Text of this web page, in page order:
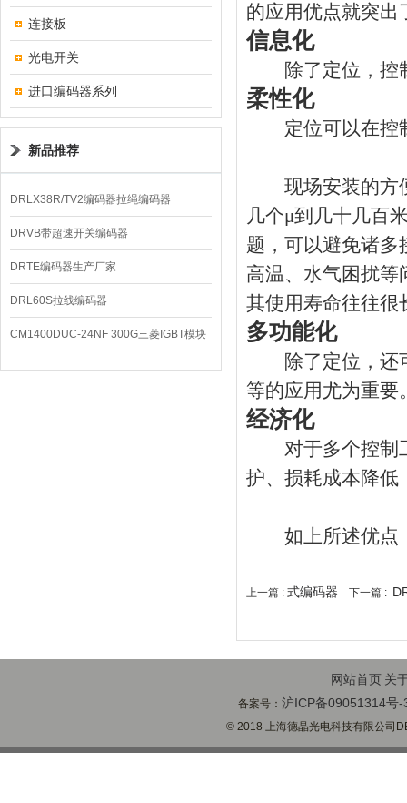
连接板
光电开关
进口编码器系列
新品推荐
DRLX38R/TV2编码器拉绳编码器
DRVB带超速开关编码器
DRTE编码器生产厂家
DRL60S拉线编码器
CM1400DUC-24NF 300G三菱IGBT模块
的应用优点就突出
信息化
除了定位，控
柔性
定位可以在控
现场安装的方便
几个μ到几十几百
题，可以避免诸多
高温、水气困扰等
其使用寿命往往很
多功能化
除了定位，还可
等的应用尤为重要
经济化
对于多个控制工
护、损耗成本降低
如上所述优点，
上一篇 : 式编码器 下一篇 :
网站首页 关
备案号：沪ICP备09051314号-
© 2018 上海德晶光电科技有限公司